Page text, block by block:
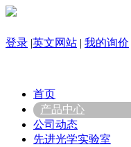
登录 |英文网站 | 我的询价
首页
产品中心
公司动态
先进光学实验室